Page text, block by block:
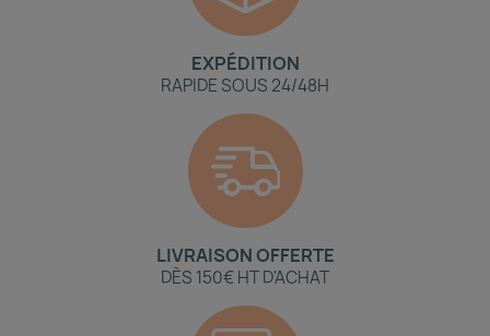
EXPÉDITION
RAPIDE SOUS 24/48H
LIVRAISON OFFERTE
DÈS 150€ HT D'ACHAT